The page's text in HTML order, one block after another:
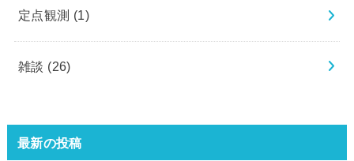
定点観測 (1)
雑談 (26)
最新の投稿